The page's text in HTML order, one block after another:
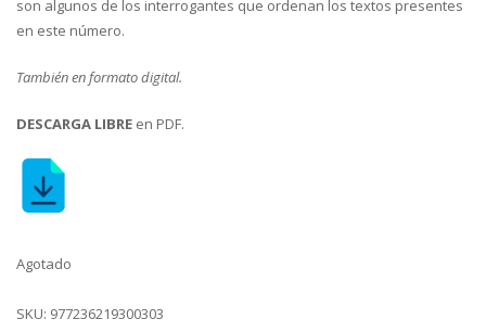
son algunos de los interrogantes que ordenan los textos presentes
en este número.
También en formato digital.
DESCARGA LIBRE en PDF.
Agotado
SKU: 977236219300303